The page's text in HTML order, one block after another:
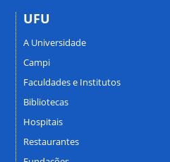
UFU
A Universidade
Campi
Faculdades e Institutos
Bibliotecas
Hospitais
Restaurantes